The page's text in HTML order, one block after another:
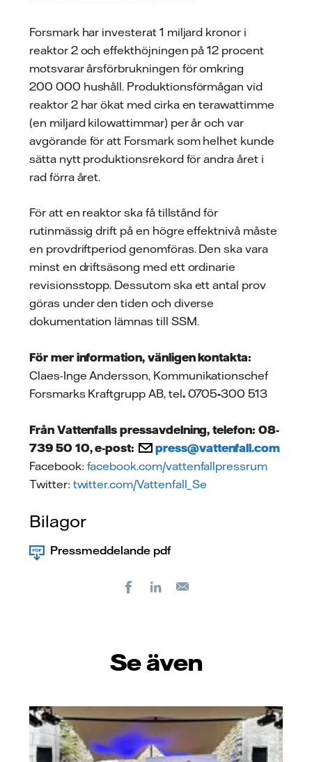
Forsmark har investerat 1 miljard kronor i
reaktor 2 och effekthöjningen på 12 procent
motsvarar årsförbrukningen för omkring
200 000 hushåll. Produktionsförmågan vid
reaktor 2 har ökat med cirka en terawattimme
(en miljard kilowattimmar) per år och var
avgörande för att Forsmark som helhet kunde
sätta nytt produktionsrekord för andra året i
rad förra året.
För att en reaktor ska få tillstånd för
rutinmässig drift på en högre effektnivå måste
en provdriftperiod genomföras. Den ska vara
minst en driftsäsong med ett ordinarie
revisionsstopp. Dessutom ska ett antal prov
göras under den tiden och diverse
dokumentation lämnas till SSM.
För mer information, vänligen kontakta:
Claes-Inge Andersson, Kommunikationschef
Forsmarks Kraftgrupp AB, tel.0705-300 513
Från Vattenfalls pressavdelning, telefon: 08-
739 50 10, e-post:
press@vattenfall.com
Facebook: facebook.com/vattenfallpressrum
Twitter: twitter.com/Vattenfall_Se
Bilagor
Pressmeddelande pdf
FacebookLinkedIn
Se även